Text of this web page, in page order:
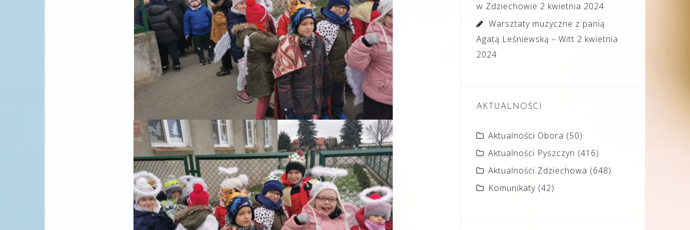
w Zdziechowie 2 kwietnia 2024
Warsztaty muzyczne z panią
Agatą Leśniewską – Witt 2 kwietnia
2024
AKTUALNOŚCI
Aktualności Obora (50)
Aktualności Pyszczyn (416)
Aktualności Zdziechowa (648)
Komunikaty (42)